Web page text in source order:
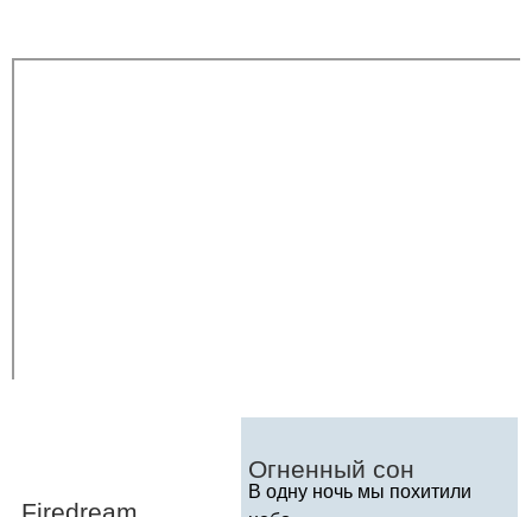
Firedream
Огненный сон
В одну ночь мы похитили